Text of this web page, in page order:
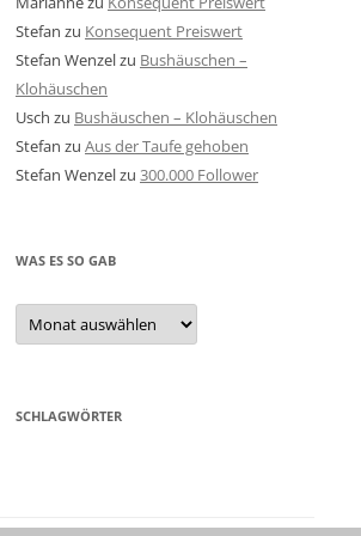
Stefan zu Konsequent Preiswert
Stefan Wenzelzu Bushäuschen –
Klohäuschen
Usch zu Bushäuschen – Klohäuschen
Stefan zu Aus der Taufe gehoben
Stefan Wenzelzu 300.000 Follower
WAS ES SO GAB
Was
es
so
SCHLAGWÖRTER